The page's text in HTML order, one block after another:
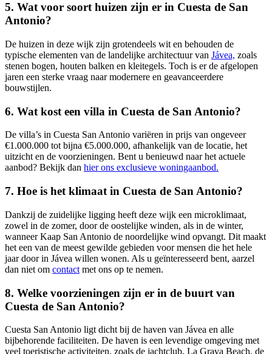
5. Wat voor soort huizen zijn er in Cuesta de San
Antonio?
De huizen in deze wijk zijn grotendeels wit en behouden de
typische elementen van de landelijke architectuur van Jávea, zoals
stenen bogen, houten balken en kleitegels. Toch is er de afgelopen
jaren een sterke vraag naar modernere en geavanceerdere
bouwstijlen.
6. Wat kost een villa in Cuesta de San Antonio?
De villa’s in Cuesta San Antonio variëren in prijs van ongeveer
€1.000.000 tot bijna €5.000.000, afhankelijk van de locatie, het
uitzicht en de voorzieningen. Bent u benieuwd naar het actuele
aanbod? Bekijk dan hier ons exclusieve woningaanbod.
7. Hoe is het klimaat in Cuesta de San Antonio?
Dankzij de zuidelijke ligging heeft deze wijk een microklimaat,
zowel in de zomer, door de oostelijke winden, als in de winter,
wanneer Kaap San Antonio de noordelijke wind opvangt. Dit maakt
het een van de meest gewilde gebieden voor mensen die het hele
jaar door in Jávea willen wonen. Als u geïnteresseerd bent, aarzel
dan niet om contact met ons op te nemen.
8. Welke voorzieningen zijn er in de buurt van
Cuesta de San Antonio?
Cuesta San Antonio ligt dicht bij de haven van Jávea en alle
bijbehorende faciliteiten. De haven is een levendige omgeving met
veel toeristische activiteiten, zoals de jachtclub, La Grava Beach, de